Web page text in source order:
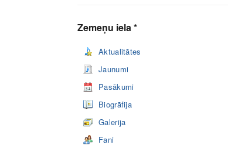
Zemeņu iela *
Aktualitātes
Jaunumi
Pasākumi
Biogrāfija
Galerija
Fani